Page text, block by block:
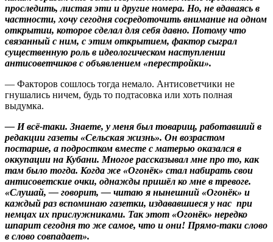
проследить, листая эти и другие номера. Но, не вдаваясь в
частности, хочу сегодня сосредоточить внимание на одном
открытии, которое сделал для себя давно. Потому что
связанный с ним, с этим открытием, фактор сыграл
существенную роль в идеологическом наступлении
антисоветчиков с объявлением «перестройки».
— Факторов сошлось тогда немало. Антисоветчики не
гнушались ничем, будь то подтасовка или хоть полная
выдумка.
— И всё-таки. Знаете, у меня был товарищ, работавший в
редакции газеты «Сельская жизнь». Он возрастом
постарше, а подростком вместе с матерью оказался в
оккупации на Кубани. Многое рассказывал мне про то, как
там было тогда. Когда же «Огонёк» стал набирать свои
антисоветские очки, однажды пришёл ко мне в тревоге.
«Слушай, — говорит, — читаю я нынешний «Огонёк» и
каждый раз вспоминаю газетки, издававшиеся у нас при
немцах их прислужниками. Так этот «Огонёк» нередко
шпарит сегодня то же самое, что и они! Прямо-таки слово
в слово совпадает».